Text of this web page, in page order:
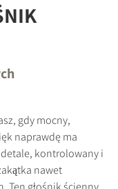
gdy mocny,
naprawdę ma
kontrolowany i
nawet